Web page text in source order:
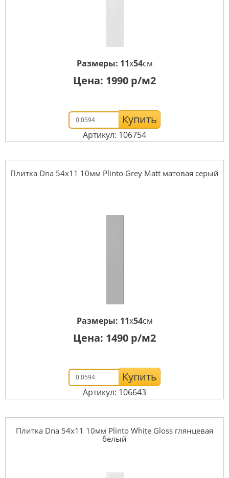
Размеры: 11x54см
Цена: 1990 р/м2
Купить
Артикул: 106754
Плитка Dna 54x11 10мм Plinto Grey Matt матовая серый
Размеры: 11x54см
Цена: 1490 р/м2
Купить
Артикул: 106643
Плитка Dna 54x11 10мм Plinto White Gloss глянцевая
белый